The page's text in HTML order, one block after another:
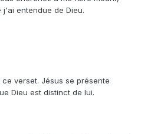
entendue de Dieu.
verset. Jésus se présente
Dieu est distinct de lui.